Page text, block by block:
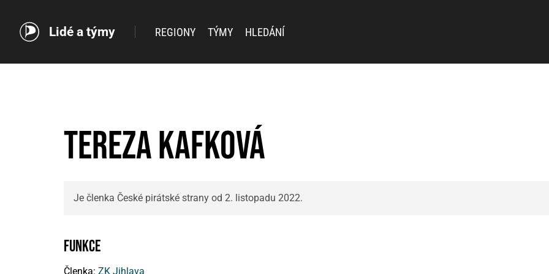
Lidé a týmy REGIONY TÝMY HLEDÁNÍ
Tereza Kafková
Je členka České pirátské strany od 2. listopadu 2022.
Funkce
Členka: ZK Jihlava